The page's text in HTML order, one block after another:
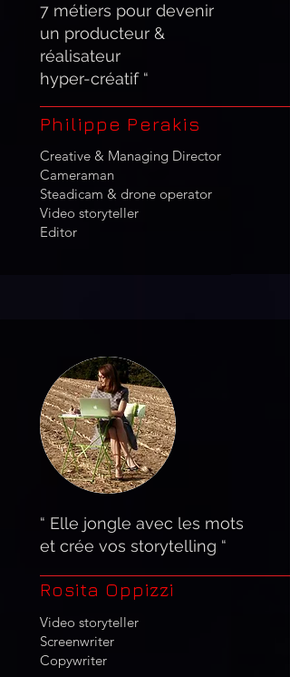
7 métiers pour devenir
un producteur &
réalisateur
hyper-créatif “
Philippe Perakis
Creative & Managing Director
Cameraman
Steadicam & drone operator
Video storyteller
Editor
“ Elle jongle avec les mots
et crée vos storytelling “
Rosita Oppizzi
Video storyteller
Screenwriter
Copywriter